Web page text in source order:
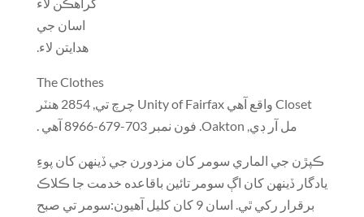
اسان جي
هدايتن لاء.
The Clothes
Closet واقع آهي Unity of Fairfax چرچ تي, 2854 هنٽر
مل آر ڊي, Oakton. فون نمبر 703-679-8966 آهي .
ڪپڙن جي الماري سومر کان مزدورن جي ڏينهن کان پوءِ
يادگار ڏينهن کان اڳ سومر تائين باقاعده خدمت جا ڪلاڪ
برقرار رکي ٿي. اسان 9 کان کليل آهيون:سومر تي صبح